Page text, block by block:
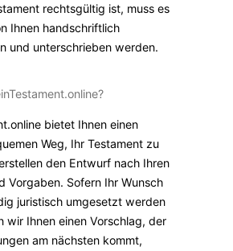
rechtsgültig ist, muss es
Ihnen handschriftlich
und unterschrieben werden.
bietet Ihnen einen
Weg, Ihr Testament zu
den Entwurf nach Ihren
Vorgaben. Sofern Ihr Wunsch
juristisch umgesetzt werden
wir Ihnen einen Vorschlag, der
am nächsten kommt,